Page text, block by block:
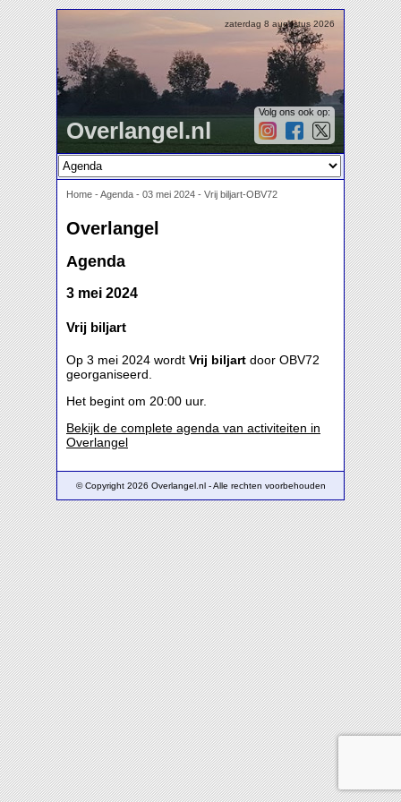
zaterdag 8 augustus 2026
Overlangel.nl
Volg ons ook op:
Home -Agenda - 03 mei 2024 - Vrij biljart-OBV72
Overlangel
Agenda
3 mei 2024
Vrij biljart
Op 3 mei 2024 wordt Vrij biljart door OBV72
georganiseerd.
Het begint om 20:00 uur.
Bekijk de complete agenda van activiteiten in
Overlangel
© Copyright 2026 Overlangel.nl - Alle rechten voorbehouden